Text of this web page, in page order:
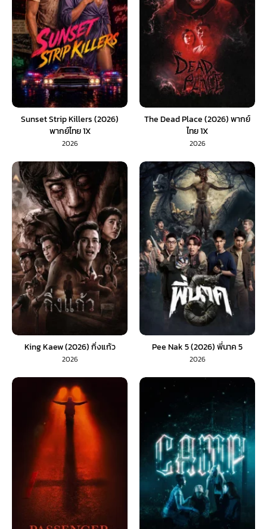
Sunset Strip Killers (2026)
พากย์ไทย 1X
2026
The Dead Place (2026) พากย์
ไทย 1X
2026
King Kaew (2026) กิ่งแก้ว
2026
Pee Nak 5 (2026) พี่นาค 5
2026